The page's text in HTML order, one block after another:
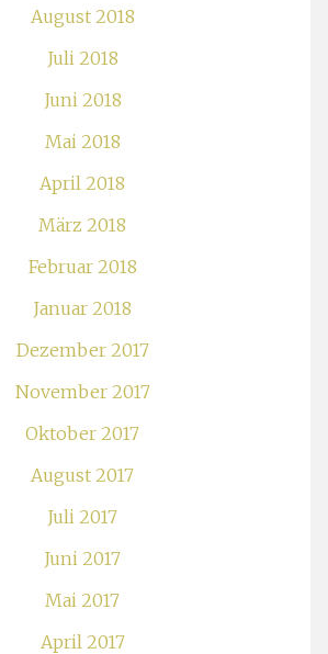
August 2018
Juli 2018
Juni 2018
Mai 2018
April 2018
März 2018
Februar 2018
Januar 2018
Dezember 2017
November 2017
Oktober 2017
August 2017
Juli 2017
Juni 2017
Mai 2017
April 2017